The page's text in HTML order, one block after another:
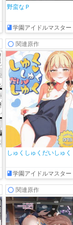
野蛮なＰ
学園アイドルマスター
関連原作
しゅくしゅくだいしゅく
学園アイドルマスター
関連原作